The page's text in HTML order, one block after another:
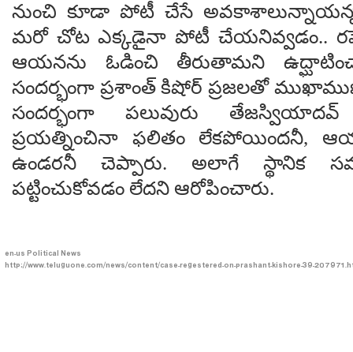
నుంచి కూడా పోటీ చేసే
మరో చోట ఎక్కడైనా పోటీ చేయనివ్వడం..
ఆయనను ఓడించి తీరుతామని
సందర్భంగా ప్రశాంత్ కిషోర్ ప్రజలతో
సందర్భంగా పలువురు
ప్రయత్నించినా ఫలితం లేకపోయిందనీ,
ఉండరనీ చెప్పారు. అలాగే స్థానిక
పట్టించుకోవడం లేదని ఆరోపించారు.
en-usPolitical News
http://www.teluguone.com/news/content/case-regestered-on-prashant-kishore-39-